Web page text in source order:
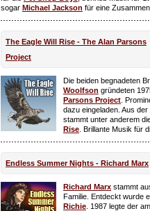
sogar Michael Jackson für eine
The Eagle Will Rise - The Alan Parsons
Project
Die beiden begnadeten
Woolfson gründeten
Parsons Project .
dazu eingeladen. Aus
stammt unter anderem
Rise . Brillante Musik für
Endless Summer Nights - Richard Marx
Richard Marx stammt
Familie. Entdeckt wurde
Richie . 1987 legte der